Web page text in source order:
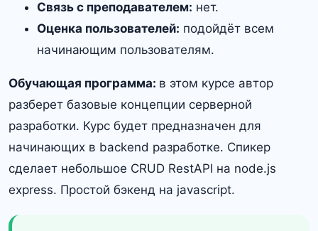
Связь с преподавателем: нет.
Оценка пользователей: подойдёт всем
начинающим пользователям.
Обучающая программа: в этом курсе автор
разберет базовые концепции серверной
разработки. Курс будет предназначен для
начинающих в backend разработке. Спикер
сделает небольшое CRUD RestAPI на node.js
express. Простой бэкенд на javascript.